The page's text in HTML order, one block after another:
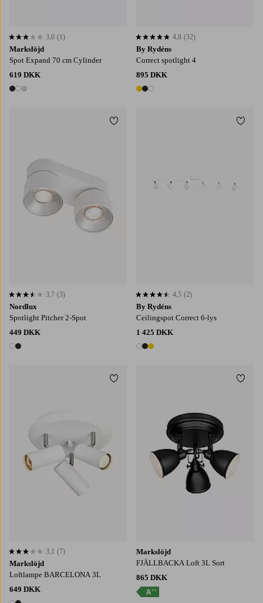
Markslöjd
Spot Expand 70 cm Cylinder
619 DKK
3 farver
3,0 baseret på 1 bedømmelser
3,0 (1)
By Rydéns
Correct spotlight 4
895 DKK
3 farver
4,8 baseret på 32 bedømmelser
4,8 (32)
Nordlux
Spotlight Pitcher 2-Spot
449 DKK
2 farver
3,7 baseret på 3 bedømmelser
3,7 (3)
Tilføj til favoritter
By Rydéns
Ceilingspot Correct 6-lys
1 425 DKK
3 farver
4,5 baseret på 2 bedømmelser
4,5 (2)
Markslöjd
Loftlampe BARCELONA 3L
649 DKK
3,1 baseret på 7 bedømmelser
3,1 (7)
Tilføj til favoritter
Markslöjd
FJÄLLBACKA Loft 3L Sort
865 DKK